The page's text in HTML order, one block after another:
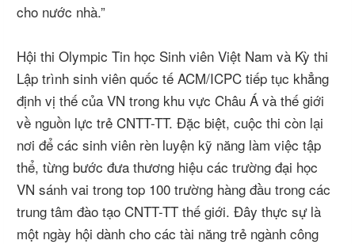
cho nước nhà.”
Hội thi Olympic Tin học Sinh viên Việt Nam và Kỳ thi
Lập trình sinh viên quốc tế ACM/ICPC tiếp tục khẳng
định vị thế của VN trong khu vực Châu Á và thế giới
về nguồn lực trẻ CNTT-TT. Đặc biệt, cuộc thi còn lại
nơi để các sinh viên rèn luyện kỹ năng làm việc tập
thể, từng bước đưa thương hiệu các trường đại học
VN sánh vai trong top 100 trường hàng đầu trong các
trung tâm đào tạo CNTT-TT thế giới. Đây thực sự là
một ngày hội dành cho các tài năng trẻ ngành công